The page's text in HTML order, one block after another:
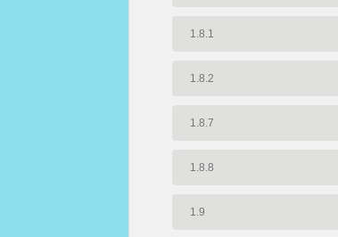
1.8.1
1.8.2
1.8.7
1.8.8
1.9